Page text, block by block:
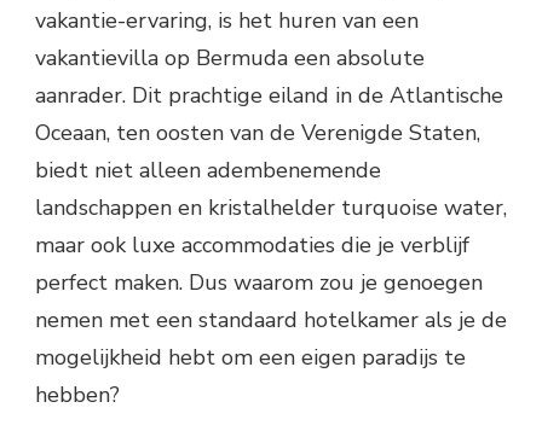
vakantie-ervaring, is het huren van een
vakantievilla op Bermuda een absolute
aanrader. Dit prachtige eiland in de Atlantische
Oceaan, ten oosten van de Verenigde Staten,
biedt niet alleen adembenemende
landschappen en kristalhelder turquoise water,
maar ook luxe accommodaties die je verblijf
perfect maken. Dus waarom zou je genoegen
nemen met een standaard hotelkamer als je de
mogelijkheid hebt om een eigen paradijs te
hebben?